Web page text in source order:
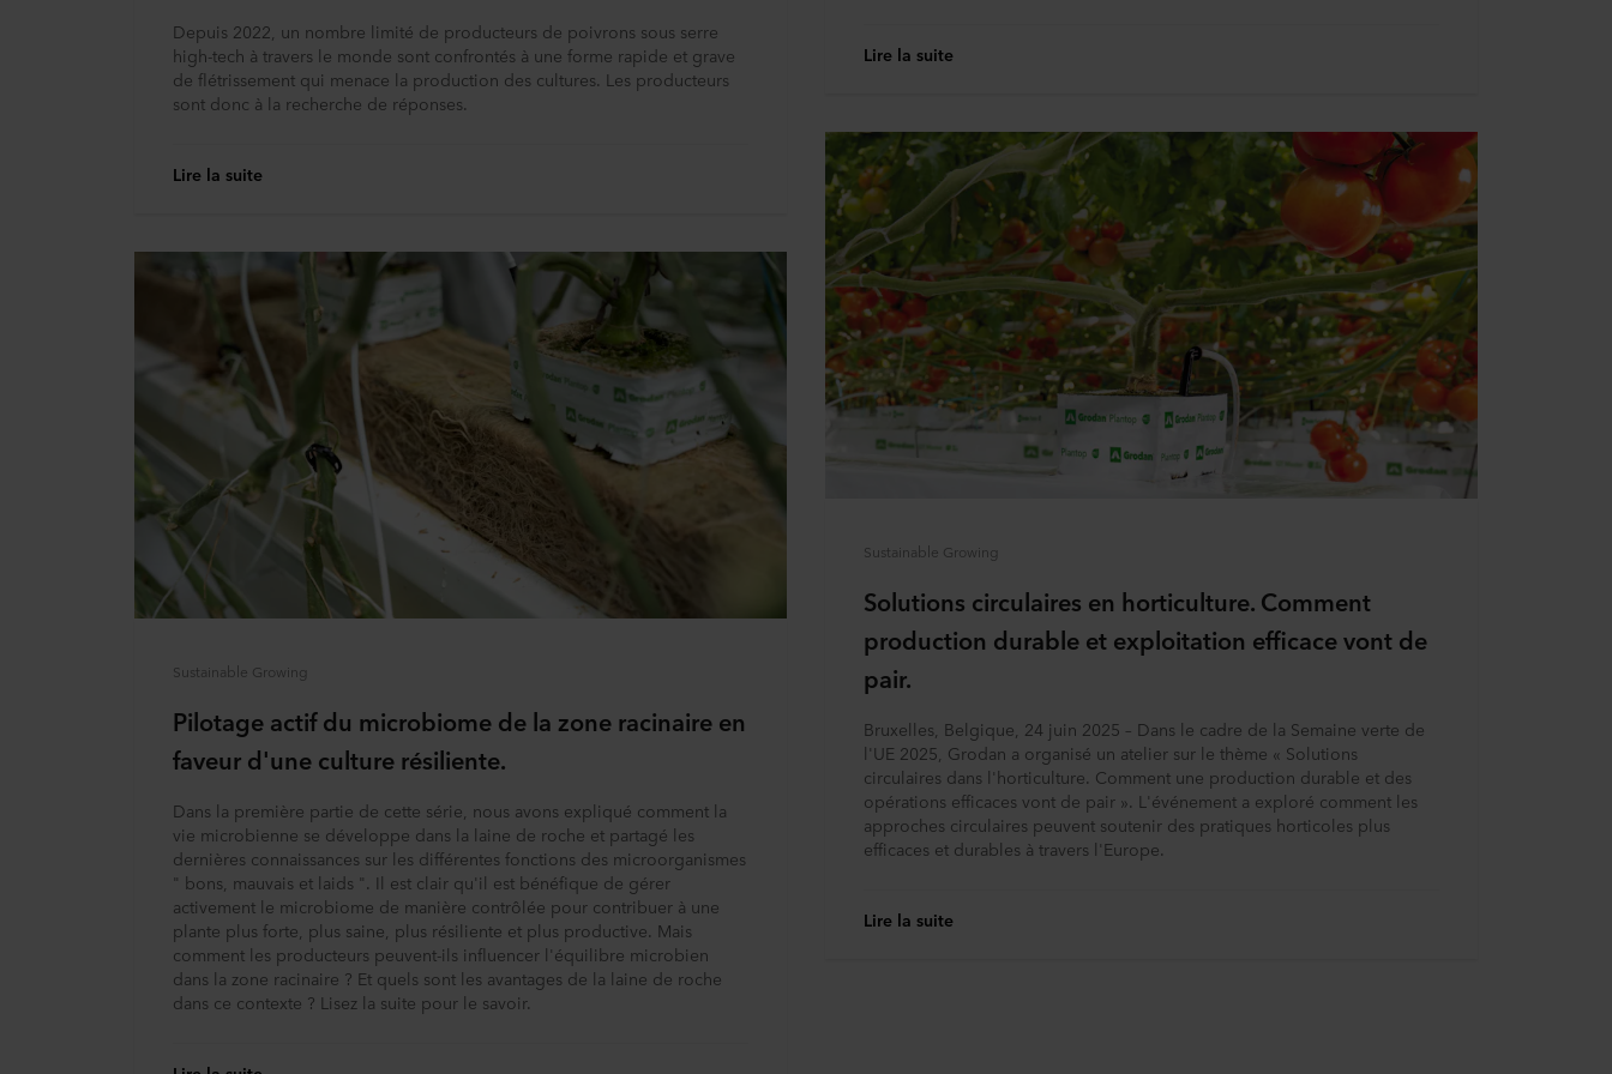
Lire la suite
Depuis 2022, un nombre limité de producteurs de poivrons sous serre
high-tech à travers le monde sont confrontés à une forme rapide et grave
de flétrissement qui menace la production des cultures. Les producteurs
sont donc à la recherche de réponses.
Lire la suite
Sustainable Growing
Solutions circulaires en horticulture. Comment
production durable et exploitation efficace vont de
pair.
Bruxelles, Belgique, 24 juin 2025 – Dans le cadre de la Semaine verte de
l'UE 2025, Grodan a organisé un atelier sur le thème « Solutions
circulaires dans l'horticulture. Comment une production durable et des
opérations efficaces vont de pair ». L'événement a exploré comment les
approches circulaires peuvent soutenir des pratiques horticoles plus
efficaces et durables à travers l'Europe.
Lire la suite
Sustainable Growing
Pilotage actif du microbiome de la zone racinaire en
faveur d'une culture résiliente.
Dans la première partie de cette série, nous avons expliqué comment la
vie microbienne se développe dans la laine de roche et partagé les
dernières connaissances sur les différentes fonctions des microorganismes
" bons, mauvais et laids ". Il est clair qu'il est bénéfique de gérer
activement le microbiome de manière contrôlée pour contribuer à une
plante plus forte, plus saine, plus résiliente et plus productive. Mais
comment les producteurs peuvent-ils influencer l'équilibre microbien
dans la zone racinaire ? Et quels sont les avantages de la laine de roche
dans ce contexte ? Lisez la suite pour le savoir.